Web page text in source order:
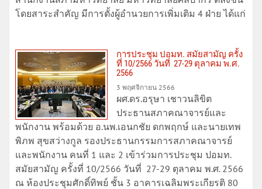
โดยสาระสำคัญ มีการตั้งผู้อำนวยการเพิ่มเติม 4 ฝ่าย ได้แก่
การประชุม ปอมท. สมัยสามัญ ครั้ง
ที่ 10/2566 วันที่ 27-29 ตุลาคม พ.ศ.
2566
3 พฤศจิกายน 2566
ผศ.ดร.​อรุษา​ เ​ชา​วน​ลิขิต​ ​
ประธานสภาคณาจารย์และ
พนักงาน​ พร้อมด้วย อ.นพ.เอนกชัย ดกพฤกษ์ และนายเทพ
พิภพ สุขสว่างกูล รองประธานกรรมการสภาคณาจารย์
และพนักงาน คนที่ 1 และ 2 เข้าร่วมการประชุม ปอมท.
สมัยสามัญ ครั้งที่ 10/2566 วันที่ 27-29 ตุลาคม พ.ศ. 2566
ณ ห้องประชุมศักดิ์ทิพย์ ชั้น 3 อาคารเฉลิมพระเกียรติ 80